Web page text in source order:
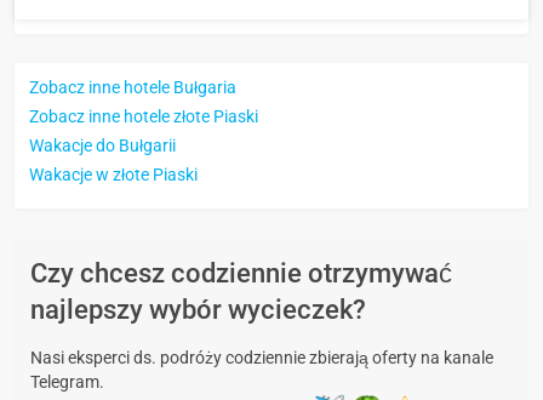
Zobacz inne hotele Bułgaria
Zobacz inne hotele złote Piaski
Wakacje do Bułgarii
Wakacje w złote Piaski
Czy chcesz codziennie otrzymywać
najlepszy wybór wycieczek?
Nasi eksperci ds. podróży codziennie zbierają oferty na kanale
Telegram.